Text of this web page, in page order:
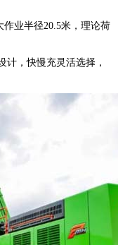
作业半径20.5米，理论荷
计，快慢充灵活选择，